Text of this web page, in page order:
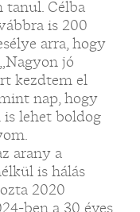
tanul. Célba
is 200
arra, hogy
jó
kezdtem el
nap, hogy
lehet boldog
arany a
is hálás
2020
ben a 30 éves